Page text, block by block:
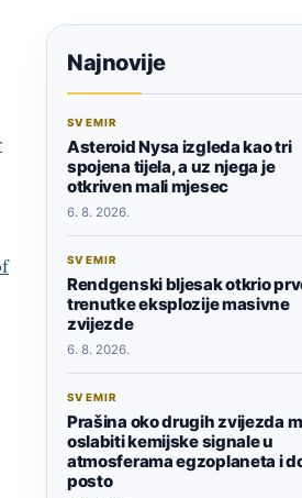
Najnovije
SVEMIR
Asteroid Nysa izgleda kao tri
spojena tijela, a uz njega je
otkriven mali mjesec
6. 8. 2026.
SVEMIR
Rendgenski bljesak otkrio
trenutke eksplozije masivne
zvijezde
6. 8. 2026.
SVEMIR
Prašina oko drugih zvijezda
oslabiti kemijske signale u
atmosferama egzoplaneta i
posto